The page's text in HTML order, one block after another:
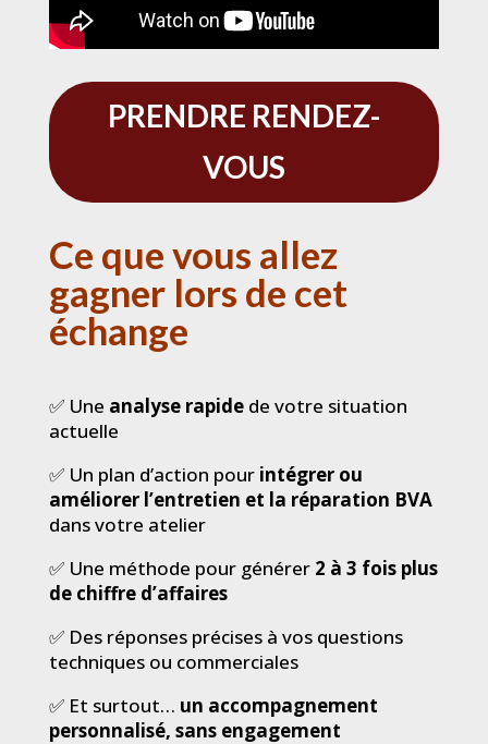
PRENDRE RENDEZ-
VOUS
Ce que vous allez
gagner lors de cet
échange
✅ Une analyse rapidede votre situation
actuelle
✅ Un plan d’action pour intégrer ou
améliorer l’entretien et la réparation BVA
dans votre atelier
✅ Une méthode pour générer 2 à 3 fois plus
de chiffre d’affaires
✅ Des réponses précises à vos questions
techniques ou commerciales
✅ Et surtout… un accompagnement
personnalisé, sans engagement